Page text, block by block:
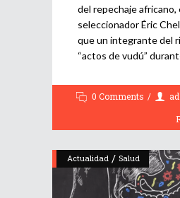
del repechaje africano,
seleccionador Éric
que un integrante del
“actos de vudú”
0 Comments
Actualidad / Salud